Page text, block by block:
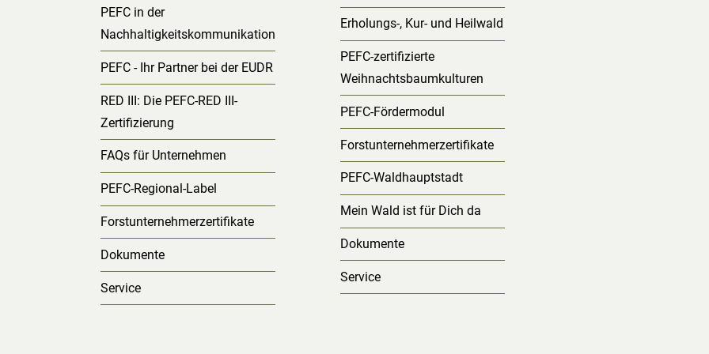
PEFC in der
Nachhaltigkeitskommunikation
PEFC - Ihr Partner bei der EUDR
RED III: Die PEFC-RED III-
Zertifizierung
FAQs für Unternehmen
PEFC-Regional-Label
Forstunternehmerzertifikate
Dokumente
Service
Erholungs-, Kur- und Heilwald
PEFC-zertifizierte
Weihnachtsbaumkulturen
PEFC-Fördermodul
Forstunternehmerzertifikate
PEFC-Waldhauptstadt
Mein Wald ist für Dich da
Dokumente
Service